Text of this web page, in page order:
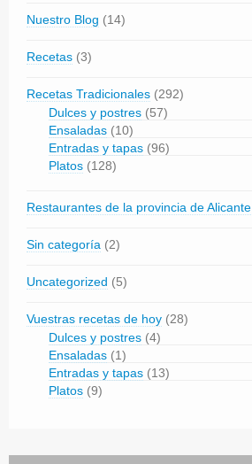
Nuestro Blog (14)
Recetas (3)
Recetas Tradicionales (292)
Dulces y postres (57)
Ensaladas (10)
Entradas y tapas (96)
Platos (128)
Restaurantes de la provincia de Alicante
Sin categoría (2)
Uncategorized (5)
Vuestras recetas de hoy (28)
Dulces y postres (4)
Ensaladas (1)
Entradas y tapas (13)
Platos (9)